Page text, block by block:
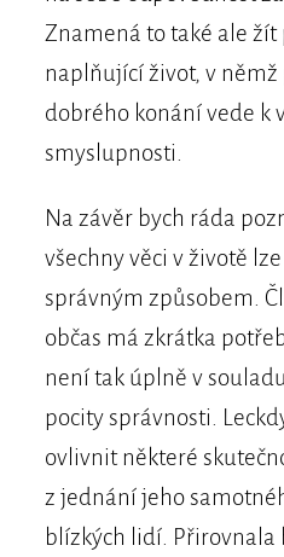
Znamená to také ale
naplňující život, v
dobrého konání vede k
smyslupnosti.
Na závěr bych ráda
všechny věci v životě
správným způsobem.
občas má zkrátka
není tak úplně v
pocity správnosti.
ovlivnit některé
z jednání jeho
blízkých lidí. Přirovnala